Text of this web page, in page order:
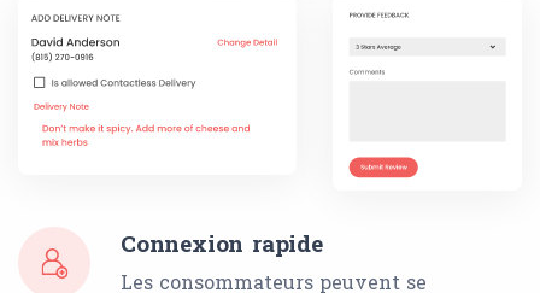
Connexion rapide
Les consommateurs peuvent se